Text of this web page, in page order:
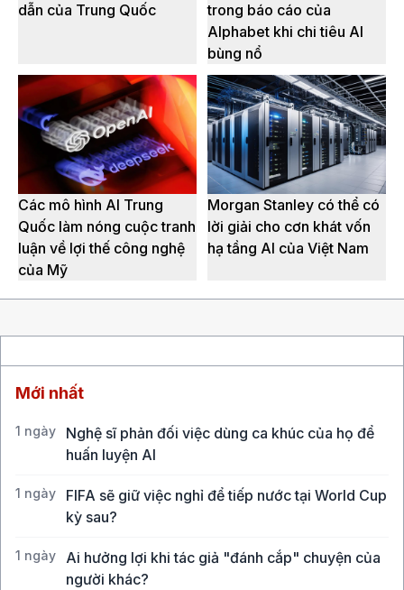
dẫn của Trung Quốc
trong báo cáo của
Alphabet khi chi tiêu AI
bùng nổ
Các mô hình AI Trung
Quốc làm nóng cuộc tranh
luận về lợi thế công nghệ
của Mỹ
Morgan Stanley có thể có
lời giải cho cơn khát vốn
hạ tầng AI của Việt Nam
Mới nhất
1 ngày
Nghệ sĩ phản đối việc dùng ca khúc của họ để
huấn luyện AI
1 ngày
FIFA sẽ giữ việc nghỉ để tiếp nước tại World Cup
kỳ sau?
1 ngày
Ai hưởng lợi khi tác giả "đánh cắp" chuyện của
người khác?